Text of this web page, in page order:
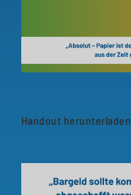
Handout herunterladen